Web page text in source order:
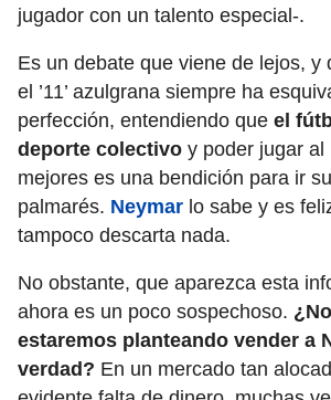
jugador con un talento especial-.
Es un debate que viene de lejos, y
el ’11’ azulgrana siempre ha
perfección, entendiendo que el
deporte colectivo y poder jugar al
mejores es una bendición para ir
palmarés. Neymar lo sabe y es
tampoco descarta nada.
No obstante, que aparezca esta
ahora es un poco sospechoso.
estaremos planteando vender a
verdad? En un mercado tan